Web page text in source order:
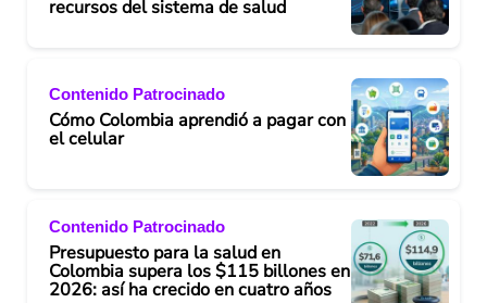
recursos del sistema de salud
Contenido Patrocinado
Cómo Colombia aprendió a pagar con
el celular
Contenido Patrocinado
Presupuesto para la salud en
Colombia supera los $115 billones en
2026: así ha crecido en cuatro años